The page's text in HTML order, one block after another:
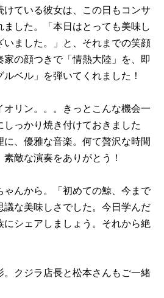
けている彼女は、この日もコンサ
した。「本日はとっても美味し
いました。」と、それまでの笑顔
の顔つきで「情熱大陸」を、即
ベル」を弾いてくれました！
リン。。。きっとこんな機会一
っかり焼き付けておきました
に、優雅な音楽。何て贅沢な時間
敵な演奏をありがとう！
ゃんから。「初めての鯨、今まで
議な美味しさでした。今日学んだ
にシェアしましょう。それから絶
。クジラ店長と松本さんもご一緒